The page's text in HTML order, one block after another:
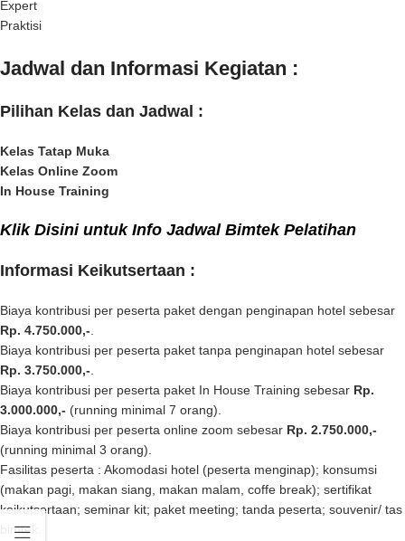
Expert
Praktisi
Jadwal dan Informasi Kegiatan :
Pilihan Kelas dan Jadwal :
Kelas Tatap Muka
Kelas Online Zoom
In House Training
Klik Disini untuk Info Jadwal Bimtek Pelatihan
Informasi Keikutsertaan :
Biaya kontribusi per peserta paket dengan penginapan hotel sebesar
Rp. 4.750.000,-.
Biaya kontribusi per peserta paket tanpa penginapan hotel sebesar
Rp. 3.750.000,-.
Biaya kontribusi per peserta paket In House Training sebesar Rp.
3.000.000,- (running minimal 7 orang).
Biaya kontribusi per peserta online zoom sebesar Rp. 2.750.000,-
(running minimal 3 orang).
Fasilitas peserta : Akomodasi hotel (peserta menginap); konsumsi
(makan pagi, makan siang, makan malam, coffe break); sertifikat
keikutsertaan; seminar kit; paket meeting; tanda peserta; souvenir/ tas
bimtek.